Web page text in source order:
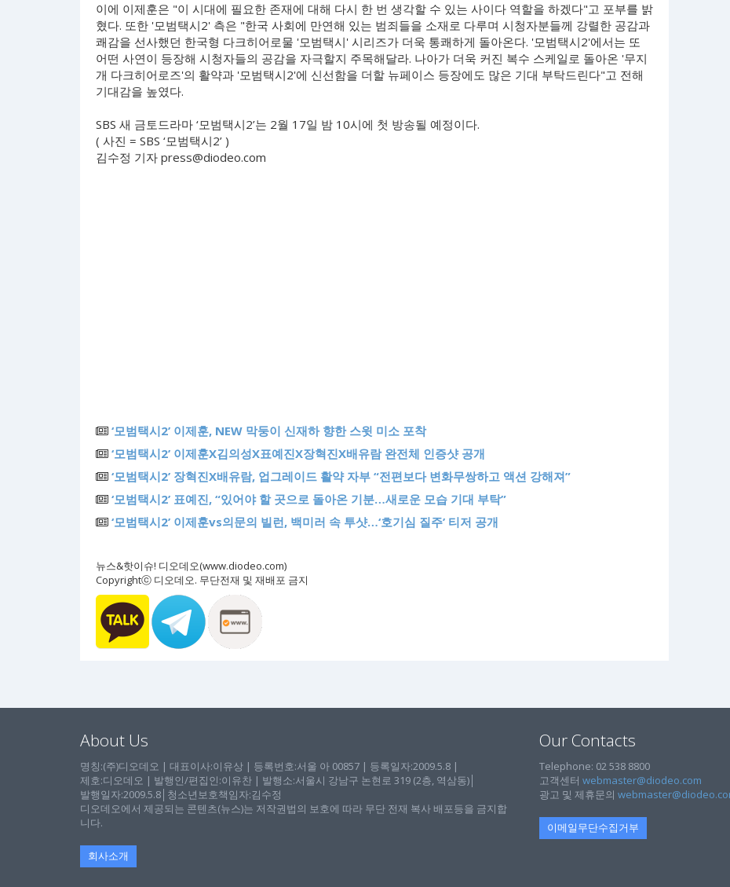
이에 이제훈은 "이 시대에 필요한 존재에 대해 다시 한 번 생각할 수 있는 사이다 역할을 하겠다"고 포부를 밝
혔다. 또한 '모범택시2' 측은 "한국 사회에 만연해 있는 범죄들을 소재로 다루며 시청자분들께 강렬한 공감과
쾌감을 선사했던 한국형 다크히어로물 '모범택시' 시리즈가 더욱 통쾌하게 돌아온다. '모범택시2'에서는 또
어떤 사연이 등장해 시청자들의 공감을 자극할지 주목해달라. 나아가 더욱 커진 복수 스케일로 돌아온 '무지
개 다크히어로즈'의 활약과 '모범택시2'에 신선함을 더할 뉴페이스 등장에도 많은 기대 부탁드린다"고 전해
기대감을 높였다.
SBS 새 금토드라마 ‘모범택시2’는 2월 17일 밤 10시에 첫 방송될 예정이다.
( 사진 = SBS ‘모범택시2’ )
김수정 기자 press@diodeo.com
‘모범택시2’ 이제훈, NEW 막둥이 신재하 향한 스윗 미소 포착
‘모범택시2’ 이제훈X김의성X표예진X장혁진X배유람 완전체 인증샷 공개
‘모범택시2’ 장혁진X배유람, 업그레이드 활약 자부 “전편보다 변화무쌍하고 액션 강해져”
‘모범택시2’ 표예진, “있어야 할 곳으로 돌아온 기분…새로운 모습 기대 부탁”
‘모범택시2’ 이제훈vs의문의 빌런, 백미러 속 투샷…‘호기심 질주’ 티저 공개
뉴스&핫이슈! 디오데오(www.diodeo.com)
Copyrightⓒ 디오데오. 무단전재 및 재배포 금지
About Us
명칭:(주)디오데오 | 대표이사:이유상 | 등록번호:서울 아 00857 | 등록일자:2009.5.8 |
제호:디오데오 | 발행인/편집인:이유찬 | 발행소:서울시 강남구 논현로 319 (2층, 역삼동)│
발행일자:2009.5.8│청소년보호책임자:김수정
디오데오에서 제공되는 콘텐츠(뉴스)는 저작권법의 보호에 따라 무단 전재 복사 배포등을 금지합
니다.
회사소개
Our Contacts
Telephone: 02 538 8800
고객센터 webmaster@diodeo.com
광고 및 제휴문의
이메일무단수집거부